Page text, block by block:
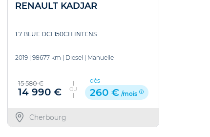
RENAULT KADJAR
1.7 BLUE DCI 150CH INTENS
2019 98677 km Diesel Manuelle
15 580 €
14 990 € OU
dès
260 € /mois
Cherbourg